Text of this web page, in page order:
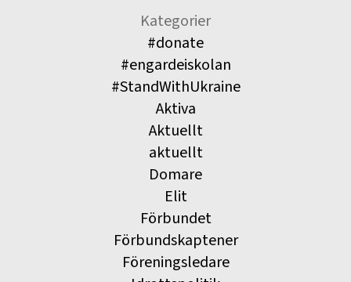
Kategorier
#donate
#engardeiskolan
#StandWithUkraine
Aktiva
Aktuellt
aktuellt
Domare
Elit
Förbundet
Förbundskaptener
Föreningsledare